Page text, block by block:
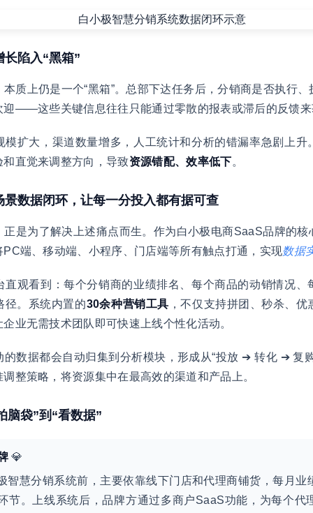
陷入“黑箱”
质上仍是一个“黑箱”。总部下达任务后，分销商是否执行
迎——这些关键信息往往只能通过零散的报表或滞后的反馈
模扩大，渠道数量增多，人工统计和分析的错漏率急剧上升
直觉来调整方向，导致资源错配、效率低下。
景数据闭环，让每一分投入都有据可查
正是为了解决上述痛点而生。作为白小极电商SaaS品牌的核
端、移动端、小程序、门店端等所有触点打通，实现数据
直观看到：每个分销商的业绩排名、每个商品的动销情况、
径。系统内置的30余种营销工具 ，不仅支持拼团、秒杀、
业无需技术团队即可快速上线个性化活动。
的数据都会自动归集到分析模块，形成从“投放 ➔ 转化 ➔ 复
整策略，将资源集中在最高效的渠道和产品上。
脑袋”到“看数据”
💎
智慧分销系统前，主要依靠线下门店和代理商铺货，每月业
节。上线系统后，品牌方通过多商户SaaS功能，为每个代